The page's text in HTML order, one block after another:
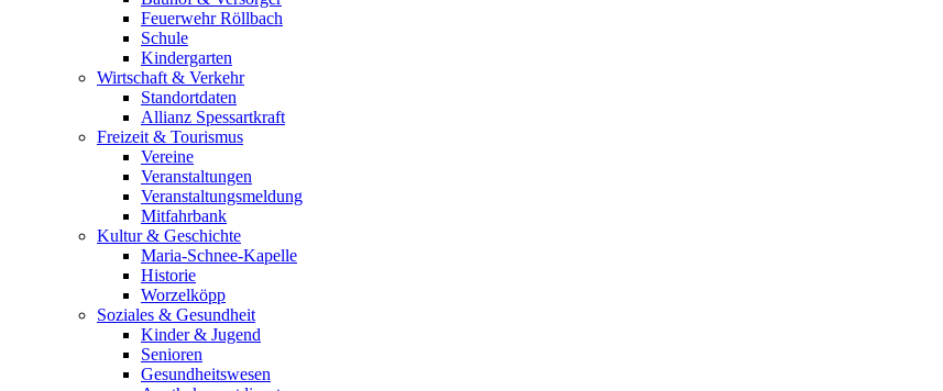
Feuerwehr Röllbach
Schule
Kindergarten
Wirtschaft & Verkehr
Standortdaten
Allianz Spessartkraft
Freizeit & Tourismus
Vereine
Veranstaltungen
Veranstaltungsmeldung
Mitfahrbank
Kultur & Geschichte
Maria-Schnee-Kapelle
Historie
Worzelköpp
Soziales & Gesundheit
Kinder & Jugend
Senioren
Gesundheitswesen